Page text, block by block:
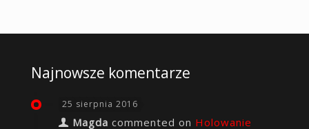
Najnowsze komentarze
25 sierpnia 2016
Magda commented on Holowanie